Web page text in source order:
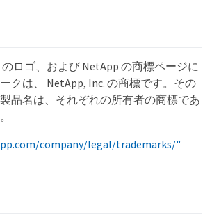
ロゴ、および NetApp の商標ページに
クは、 NetApp, Inc. の商標です。その
品名は、それぞれの所有者の商標であ
company/legal/trademarks/"